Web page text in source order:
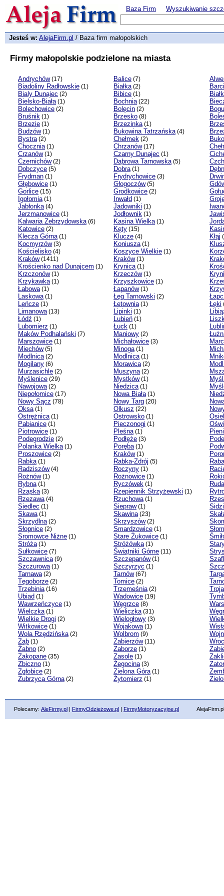
Baza Firm Wyszukiwanie
Jesteś w: AlejaFirm.pl / Baza firm małopolskich
Firmy małopolskie podzielone na miasta
Andrychów(17)
Biadoliny Radłowskie (1)
Bialy Dunajec (2)
Bielsko-Biała(1)
Bolechowice (2)
Bruśnik (1)
Brzezie (1)
Budzów(1)
Bystra(2)
Chocznia(1)
Crzanów(1)
Czernichów(2)
Dobczyce (5)
Frydman (1)
Głębowice (1)
Gorlice (15)
Igołomia(1)
Jabłonka(4)
Jerzmanowice (1)
Kalwaria Zebrzydowska(6)
Katowice (2)
Klecza Górna(1)
Kocmyrzów(3)
Kościelisko (4)
Kraków(1411)
Krościenko nad Dunajcem (1)
Krzczonów(1)
Krzykawka(1)
Łabowa(1)
Laskowa(1)
Leńcze (1)
Limanowa(13)
Łódź (1)
Lubomierz (1)
Maków Podhalański (7)
Marszowice (1)
Miechów(5)
Modlnica(2)
Mogilany (6)
Murzasichle (2)
Myślenice (29)
Nawojowa(2)
Niepołomice (17)
Nowy Sącz (78)
Oksa(1)
Ostrężnica(1)
Pabianice (1)
Piotrowice (1)
Podegrodzie (2)
Polanka Wielka(1)
Proszowice (2)
Rabka(1)
Radziszów(4)
Rożnów(1)
Rybna(1)
Rząska(3)
Rzezawa(4)
Siedlec (1)
Skawa(1)
Skrzydlna(2)
Słopnice (2)
Sromowce Niżne (1)
Stróża(1)
Sułkowice (7)
Szczawnica(9)
Szczurowa(1)
Tarnawa(2)
Tęgoborze (2)
Trzebinia(16)
Ubiad (1)
Wawrzeńczyce (1)
Wielczka(1)
Wielkie Drogi (2)
Witkowice (1)
Wola Rzędzińska(2)
Ząb (1)
Żabno (2)
Zakopane (35)
Zbiczno (1)
Zgłobice (2)
Zubrzyca Górna(2)
Balice (7)
Białka(2)
Bibice (1)
Bochnia(22)
Bolęcin (2)
Brzesko (8)
Brzezinka(1)
Bukowina Tatrzańska(4)
Chełmek (2)
Chrzanów(17)
Czarny Dunajec (1)
Dąbrowa Tarnowska(5)
Dobra(1)
Frydrychowice (3)
Głogoczów(5)
Grodkowice (2)
Inwałd (1)
Jadowniki (1)
Jodłownik (1)
Kasina Wielka(1)
Kęty (15)
Klucze (4)
Koniusza(1)
Koszyce Wielkie (1)
Kraków(1)
Krynica(1)
Krzeczów(1)
Krzyszkowice (1)
Łapanów(1)
Łęg Tarnowski (2)
Łetownia(1)
Lipinki (1)
Lubień (1)
Łuck (1)
Maniowy (2)
Michałowice (3)
Minoga(1)
Modlnica(1)
Morawica(2)
Muszyna(2)
Mystków(1)
Niedzica(1)
Nowa Biała(1)
Nowy Targ (20)
Olkusz (22)
Ostrowsko (1)
Pieczonogi (1)
Pleśna(1)
Podłęże (3)
Poręba(1)
Kraków(1)
Rabka-Zdrój (5)
Roczyny (1)
Rożnowice (1)
Ryczówek (1)
Rzepiennik Strzyżewski (1)
Rzuchowa(1)
Siepraw(1)
Skawina(23)
Skrzyszów(2)
Smardzowice (1)
Stare Żukowice (1)
Stróżówka(1)
Świątniki Górne (11)
Szczepanów(1)
Szczyrzyc (1)
Tarnów(67)
Tomice (2)
Trzemeśnia(2)
Wadowice (19)
Węgrzce (8)
Wieliczka(31)
Wielogłowy (3)
Wojakowa(1)
Wolbrom (9)
Zabierzów(11)
Zaborze (1)
Zasole (1)
Żegocina(3)
Zielona Góra(1)
Żytomierz (1)
Kłąj
Łęki
Zator
Polecamy: AleFirmy.pl | FirmyOdzieżowe.pl | FirmyMotoryzacyjne.pl AlejaFirm.pl